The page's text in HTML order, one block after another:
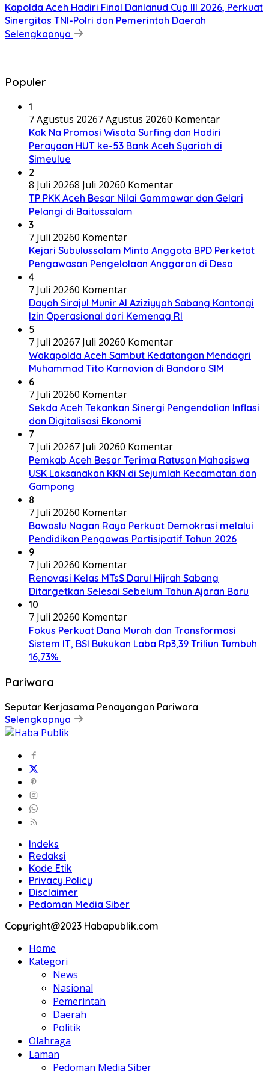
Kapolda Aceh Hadiri Final Danlanud Cup III 2026, Perkuat
Sinergitas TNI-Polri dan Pemerintah Daerah
Selengkapnya
Populer
1
7 Agustus 20267 Agustus 20260 Komentar
Kak Na Promosi Wisata Surfing dan Hadiri
Perayaan HUT ke-53 Bank Aceh Syariah di
Simeulue
2
8 Juli 20268 Juli 20260 Komentar
TP PKK Aceh Besar Nilai Gammawar dan Gelari
Pelangi di Baitussalam
3
7 Juli 20260 Komentar
Kejari Subulussalam Minta Anggota BPD Perketat
Pengawasan Pengelolaan Anggaran di Desa
4
7 Juli 20260 Komentar
Dayah Sirajul Munir Al Aziziyyah Sabang Kantongi
Izin Operasional dari Kemenag RI
5
7 Juli 20267 Juli 20260 Komentar
Wakapolda Aceh Sambut Kedatangan Mendagri
Muhammad Tito Karnavian di Bandara SIM
6
7 Juli 20260 Komentar
Sekda Aceh Tekankan Sinergi Pengendalian Inflasi
dan Digitalisasi Ekonomi
7
7 Juli 20267 Juli 20260 Komentar
Pemkab Aceh Besar Terima Ratusan Mahasiswa
USK Laksanakan KKN di Sejumlah Kecamatan dan
Gampong
8
7 Juli 20260 Komentar
Bawaslu Nagan Raya Perkuat Demokrasi melalui
Pendidikan Pengawas Partisipatif Tahun 2026
9
7 Juli 20260 Komentar
Renovasi Kelas MTsS Darul Hijrah Sabang
Ditargetkan Selesai Sebelum Tahun Ajaran Baru
10
7 Juli 20260 Komentar
Fokus Perkuat Dana Murah dan Transformasi
Sistem IT, BSI Bukukan Laba Rp3,39 Triliun Tumbuh
16,73%
Pariwara
Seputar Kerjasama Penayangan Pariwara
Selengkapnya
Indeks
Redaksi
Kode Etik
Privacy Policy
Disclaimer
Pedoman Media Siber
Copyright@2023 Habapublik.com
Home
Kategori
News
Nasional
Pemerintah
Daerah
Politik
Olahraga
Laman
Pedoman Media Siber